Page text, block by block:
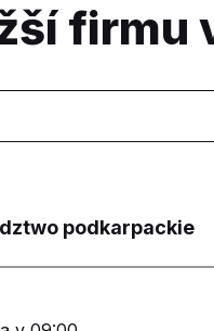
firmu
podkarpackie